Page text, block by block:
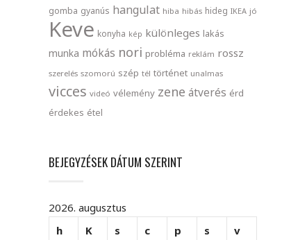
gomba gyanús hangulat hiba hibás hideg IKEA jó
Keve konyha kép különleges lakás
munka mókás nori probléma reklám rossz
szerelés szomorú szép tél történet unalmas
vicces videó vélemény zene átverés érd
érdekes étel
BEJEGYZÉSEK DÁTUM SZERINT
2026. augusztus
h
K s c p s
v